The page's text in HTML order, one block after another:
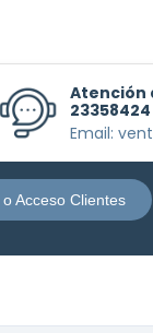
Atención
23358424
Email:
Acceso Clientes